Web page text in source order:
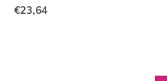
€23,64